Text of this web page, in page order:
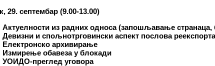
29. септембар (9.00-13.00)
Актуелности из радних односа (запошљавање
Девизни и спољнотрговински аспект послова реекспорта
Електронско архивирање
Измирење обавеза у блокади
УОИДО-преглед уговора